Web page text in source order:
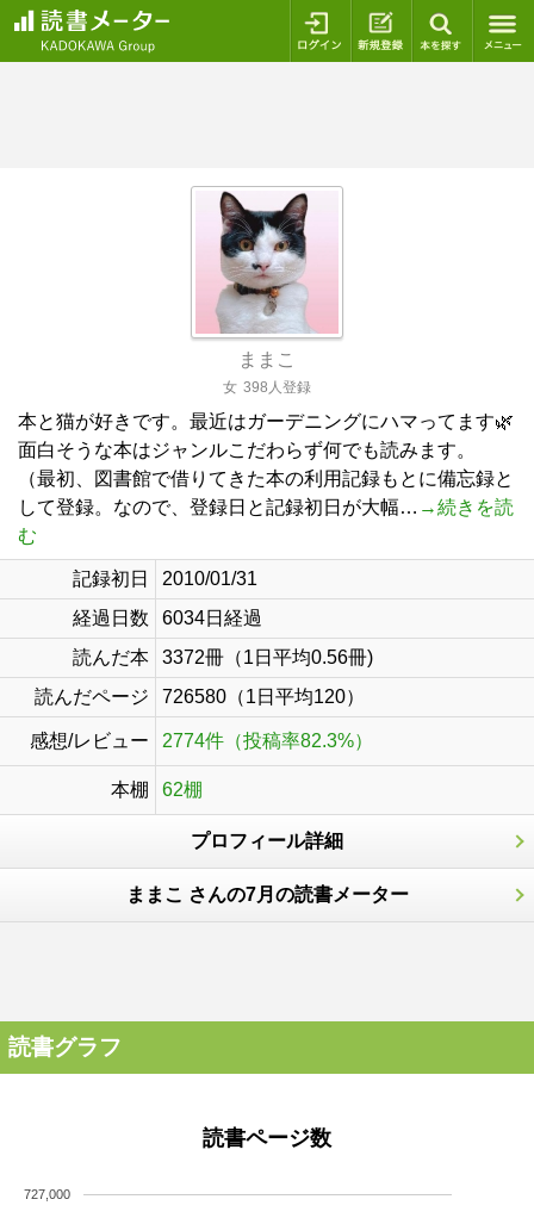
ログイン 新規登録
ままこ
女 398人登録
本と猫が好きです。最近はガーデニングにハマってます🌿
面白そうな本はジャンルこだわらず何でも読みます。
（最初、図書館で借りてきた本の利用記録もとに備忘録と
して登録。なので、登録日と記録初日が大幅… →続きを読
む
記録初日
2010/01/31
経過日数
6034日経過
読んだ本
3372冊（1日平均0.56冊)
読んだページ
726580（1日平均120）
感想/レビュー 2774件（投稿率82.3%）
本棚 62棚
プロフィール詳細
ままこ さんの7月の読書メーター
読書グラフ
読書ページ数
727,000